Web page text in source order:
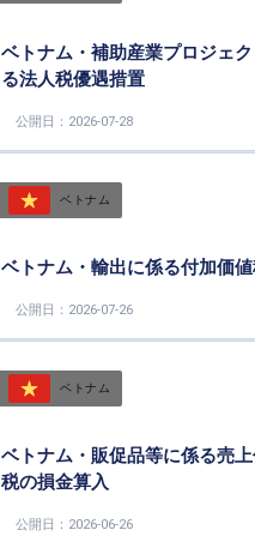
ベトナム・補助産業プロジェ
る法人税優遇措置
公開日：2026-07-28
ベトナム
ベトナム・輸出に係る付加価
公開日：2026-07-26
ベトナム
ベトナム・販促品等に係る売
税の損金算入
公開日：2026-06-26